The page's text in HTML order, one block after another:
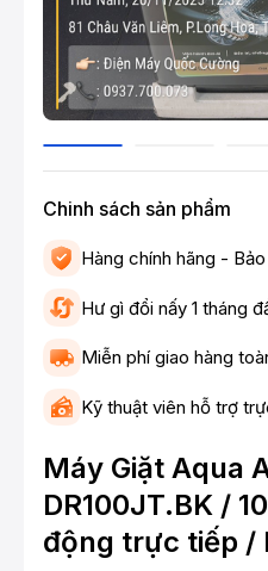
Chinh sách sản phẩm
Hàng chính hãng -
Hư gì đổi nấy 1 tháng
Miễn phí giao hàng
Kỹ thuật viên hỗ trợ
Máy Giặt Aqua
DR100JT.BK /
động trực tiếp /